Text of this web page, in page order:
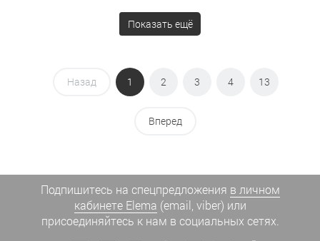
Показать ещё
Назад 1 2 3 4 13
Вперед
Подпишитесь на спецпредложения в личном
кабинете Elema (email, viber) или
присоединяйтесь к нам в социальных сетях.